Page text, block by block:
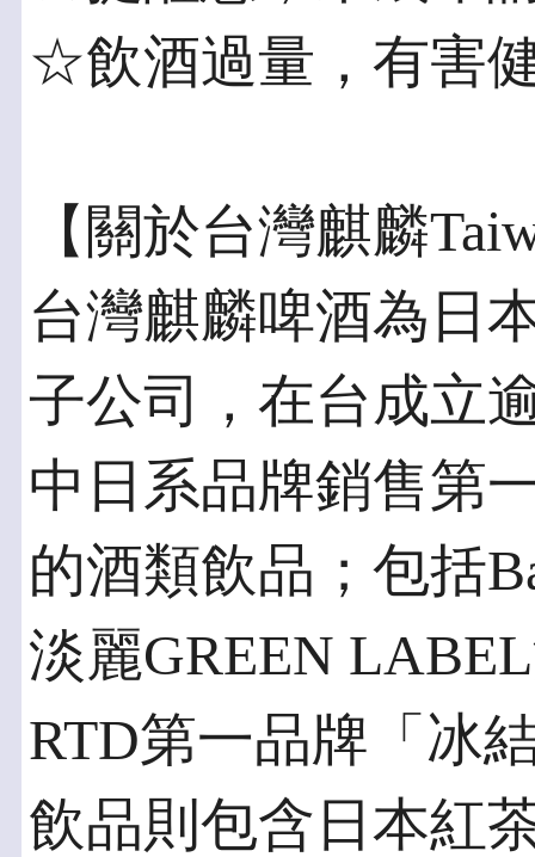
☆飲酒過量，有害
【關於台灣麒麟
台灣麒麟啤酒為日
子公司，在台成立
中日系品牌銷售第
的酒類飲品；包括
淡麗GREEN
RTD第一品牌「冰
飲品則包含日本紅